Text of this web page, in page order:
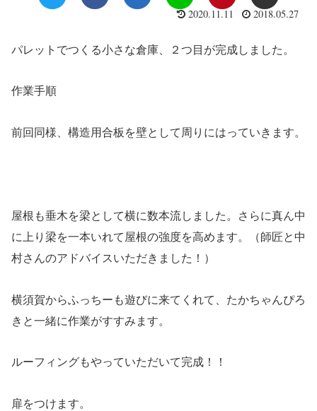
2020.11.11 2018.05.27
パレットでつくる小さな倉庫、２つ目が完成しました。
作業手順
前回同様、構造用合板を壁として周りにはっていきます。
屋根も垂木を梁として横に数本流しました。さらに真ん中
に上り梁を一本いれて屋根の強度を高めます。（師匠と中
村さんのアドバイスいただきました！）
横須賀からふっちーも遊びに来てくれて、たかちゃんぴろ
きと一緒に作業がすすみます。
ルーフィングもやっていただいて完成！！
扉をつけます。